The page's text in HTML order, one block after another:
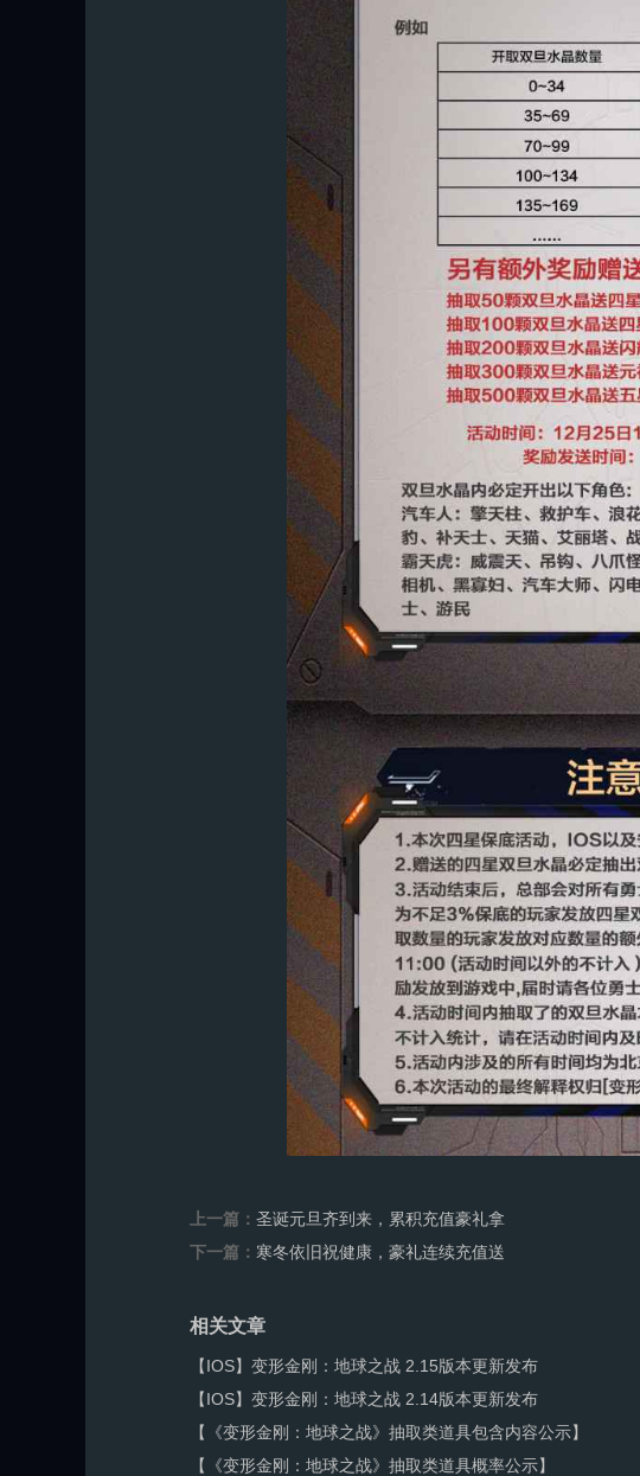
上一篇： 圣诞元旦齐到来，累积充值豪礼拿
下一篇： 寒冬依旧祝健康，豪礼连续充值送
相关文章
【IOS】变形金刚：地球之战 2.15版本更新发布
【IOS】变形金刚：地球之战 2.14版本更新发布
【《变形金刚：地球之战》抽取类道具包含内容公示】
【《变形金刚：地球之战》抽取类道具概率公示】